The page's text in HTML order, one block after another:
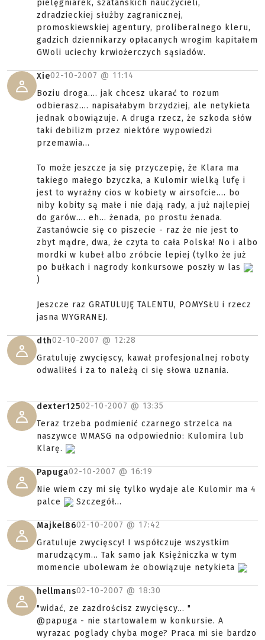
pielęgniarek, szatańskich nauczycieli,
zdradzieckiej służby zagranicznej,
promoskiewskiej agentury, proliberalnego kleru,
gadzich dziennikarzy opłacanych wrogim kapitałem
GWoli uciechy krwiożerczych sąsiadów.
Xie02-10-2007 @ 11:14
Boziu droga.... jak chcesz ukarać to rozum
odbierasz.... napisałabym brzydziej, ale netykieta
jednak obowiązuje. A druga rzecz, że szkoda słów
taki debilizm przez niektóre wypowiedzi
przemawia...
To może jeszcze ja się przyczepię, że Klara ma
takiego małego bzyczka, a Kulomir wielką lufę i
jest to wyraźny cios w kobiety w airsofcie.... bo
niby kobity są małe i nie dają rady, a już najlepiej
do garów.... eh... żenada, po prostu żenada.
Zastanówcie się co piszecie - raz że nie jest to
zbyt mądre, dwa, że czyta to cała Polska! No i albo
mordki w kubeł albo zróbcie lepiej (tylko że już
po bułkach i nagrody konkursowe poszły w las
)
Jeszcze raz GRATULUJĘ TALENTU, POMYSŁU i rzecz
jasna WYGRANEJ.
dth02-10-2007 @ 12:28
Gratuluję zwycięscy, kawał profesjonalnej roboty
odwaliłeś i za to należą ci się słowa uznania.
dexter12502-10-2007 @ 13:35
Teraz trzeba podmienić czarnego strzelca na
naszywce WMASG na odpowiednio: Kulomira lub
Klarę.
Papuga02-10-2007 @ 16:19
Nie wiem czy mi się tylko wydaje ale Kulomir ma 4
palce
Szczegół...
Majkel8602-10-2007 @ 17:42
Gratuluje zwycięscy! I współczuje wszystkim
marudzącym... Tak samo jak Księżniczka w tym
momencie ubolewam że obowiązuje netykieta
hellmans02-10-2007 @ 18:30
"widać, ze zazdrościsz zwycięscy... "
@papuga - nie startowalem w konkursie. A
wyrazac poglady chyba moge? Praca mi sie bardzo